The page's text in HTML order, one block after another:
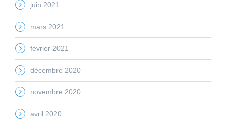
juin 2021
mars 2021
février 2021
décembre 2020
novembre 2020
avril 2020